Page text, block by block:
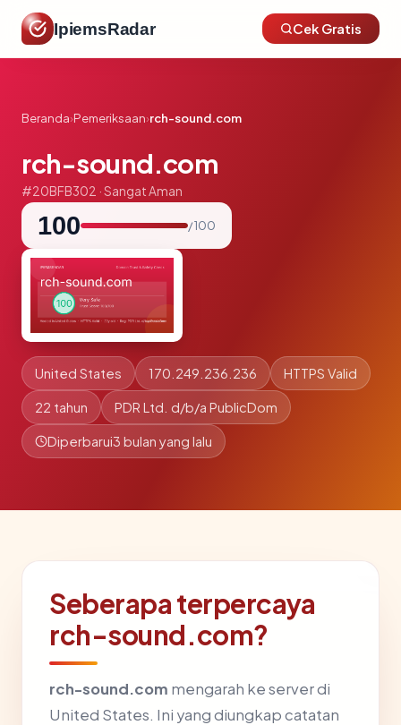
IpiemsRadar Cek Gratis
Beranda›Pemeriksaan›rch-sound.com
rch-sound.com
#20BFB302 · Sangat Aman
100 / 100
United States 170.249.236.236 HTTPS Valid
22 tahun PDR Ltd. d/b/a PublicDom
Diperbarui3 bulan yang lalu
Seberapa terpercaya
rch-sound.com?
rch-sound.com mengarah ke server di
United States. Ini yang diungkap catatan